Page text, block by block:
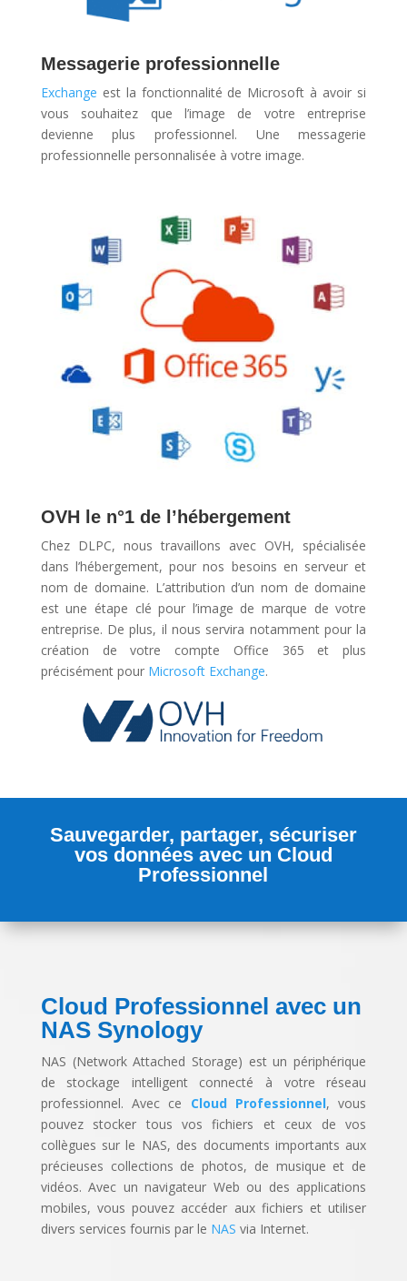
Messagerie professionnelle
Exchange est la fonctionnalité de Microsoft à avoir si
vous souhaitez que l’image de votre entreprise
devienne plus professionnel. Une messagerie
professionnelle personnalisée à votre image.
OVH le n°1 de l’hébergement
Chez DLPC, nous travaillons avec OVH, spécialisée
dans l’hébergement, pour nos besoins en serveur et
nom de domaine. L’attribution d’un nom de domaine
est une étape clé pour l’image de marque de votre
entreprise. De plus, il nous servira notamment pour la
création de votre compte Office 365 et plus
précisément pour Microsoft Exchange.
Sauvegarder, partager, sécuriser
vos données avec un Cloud
Professionnel
Cloud Professionnel avec un
NAS Synology
NAS (Network Attached Storage) est un périphérique
de stockage intelligent connecté à votre réseau
professionnel. Avec ce Cloud Professionnel, vous
pouvez stocker tous vos fichiers et ceux de vos
collègues sur le NAS, des documents importants aux
précieuses collections de photos, de musique et de
vidéos. Avec un navigateur Web ou des applications
mobiles, vous pouvez accéder aux fichiers et utiliser
divers services fournis par le NAS via Internet.